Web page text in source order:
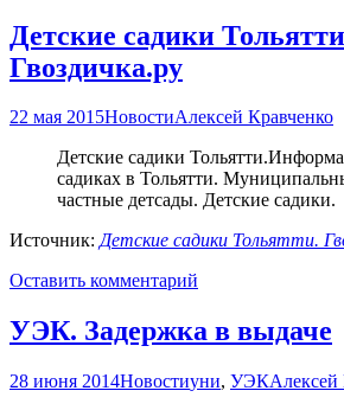
Детские садики
Гвоздичка.ру
22 мая 2015НовостиАлексей Кравченко
Детские садики
садиках в Тольятти.
частные детсады. Детские садики.
Источник:Детские садики Тольятти.
Оставить комментарий
УЭК. Задержка в выдаче
28 июня 2014Новостиуни, УЭКАлексей